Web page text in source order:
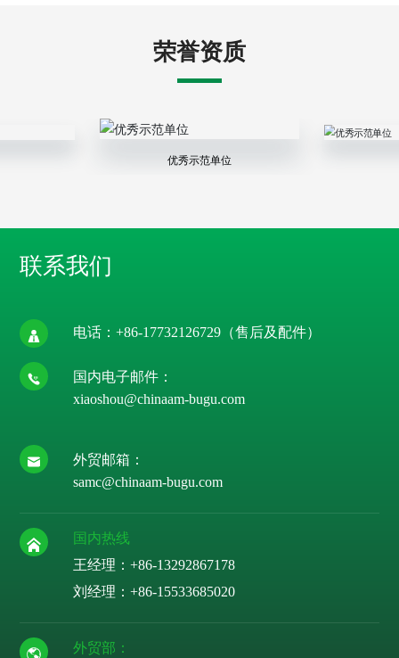
荣誉资质
优秀示范单位
联系我们
电话：+86-17732126729 （售后及配件）
国内电子邮件：
xiaoshou@chinaam-bugu.com
外贸邮箱：
samc@chinaam-bugu.com
国内热线
王经理：+86-13292867178
刘经理：+86-15533685020
外贸部：